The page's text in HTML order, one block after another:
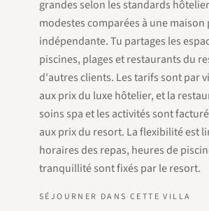
grandes selon les standards
modestes comparées à une maison
indépendante. Tu partages les
piscines, plages et restaurants du
d'autres clients. Les tarifs sont par
aux prix du luxe hôtelier, et la
soins spa et les activités sont
aux prix du resort. La flexibilité est
horaires des repas, heures de
tranquillité sont fixés par le resort.
SÉJOURNER DANS CETTE VILLA